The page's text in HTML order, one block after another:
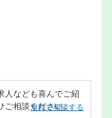
人なども喜んでご紹
ご相談ください。
無料で相談する